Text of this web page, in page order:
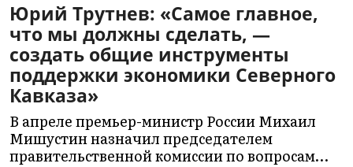
Юрий Трутнев: «Самое главное,
что мы должны сделать, —
создать общие инструменты
поддержки экономики Северного
Кавказа»
В апреле премьер-министр России Михаил
Мишустин назначил председателем
правительственной комиссии по вопросам…